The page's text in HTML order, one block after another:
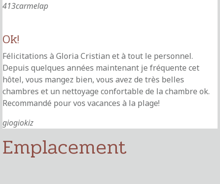
413carmelap
Ok!
Félicitations à Gloria Cristian et à tout le personnel.
Depuis quelques années maintenant je fréquente cet
hôtel, vous mangez bien, vous avez de très belles
chambres et un nettoyage confortable de la chambre ok.
Recommandé pour vos vacances à la plage!
giogiokiz
Emplacement